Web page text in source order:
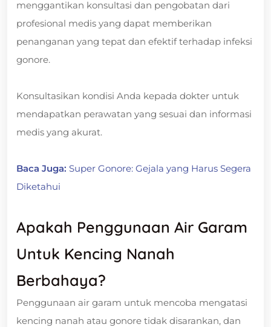
menggantikan konsultasi dan pengobatan dari
profesional medis yang dapat memberikan
penanganan yang tepat dan efektif terhadap infeksi
gonore.
Konsultasikan kondisi Anda kepada dokter untuk
mendapatkan perawatan yang sesuai dan informasi
medis yang akurat.
Baca Juga: Super Gonore: Gejala yang Harus Segera
Diketahui
Apakah Penggunaan Air Garam
Untuk Kencing Nanah
Berbahaya?
Penggunaan air garam untuk mencoba mengatasi
kencing nanah atau gonore tidak disarankan, dan